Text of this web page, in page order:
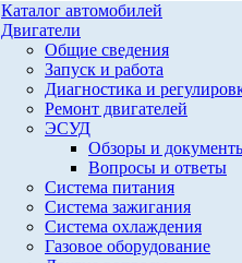
Каталог автомобилей
Двигатели
Общие сведения
Запуск и работа
Диагностика и
Ремонт двигателей
ЭСУД
Обзоры и
Вопросы и ответы
Система питания
Система зажигания
Система охлаждения
Газовое оборудование